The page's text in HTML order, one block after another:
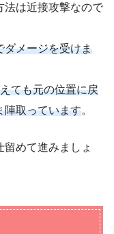
法は近接攻撃なので
ダメージを受けま
ても元の位置に戻
陣取っています。
めて進みましょ